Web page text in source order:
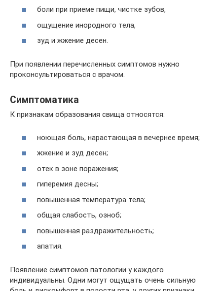
боли при приеме пищи, чистке зубов,
ощущение инородного тела,
зуд и жжение десен.
При появлении перечисленных симптомов нужно
проконсультироваться с врачом.
Симптоматика
К признакам образования свища относятся:
ноющая боль, нарастающая в вечернее время;
жжение и зуд десен;
отек в зоне поражения;
гиперемия десны;
повышенная температура тела;
общая слабость, озноб;
повышенная раздражительность;
апатия.
Появление симптомов патологии у каждого
индивидуальны. Одни могут ощущать очень сильную